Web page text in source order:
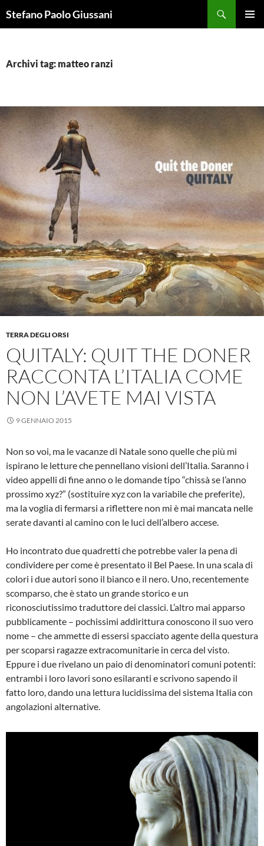
alStefano Paolo Giussani
Archivi tag: matteo ranzi
TERRA DEGLI ORSI
QUITALY: QUIT THE DONER
RACCONTA L’ITALIA COME
NON L’AVETE MAI VISTA
9 GENNAIO 2015
Non so voi, ma le vacanze di Natale sono quelle che più mi
ispirano le letture che pennellano visioni dell’Italia. Saranno i
video appelli di fine anno o le domande tipo “chissà se l’anno
prossimo xyz?” (sostituire xyz con la variabile che preferite),
ma la voglia di fermarsi a riflettere non mi è mai mancata nelle
serate davanti al camino con le luci dell’albero accese.
Ho incontrato due quadretti che potrebbe valer la pena di
condividere per come è presentato il Bel Paese. In una scala di
colori i due autori sono il bianco e il nero. Uno, recentemente
scomparso, che è stato un grande storico e un
riconosciutissimo traduttore dei classici. L’altro mai apparso
pubblicamente – pochissimi addirittura conoscono il suo vero
nome – che ammette di essersi spacciato agente della questura
per scoparsi ragazze extracomunitarie in cerca del visto.
Eppure i due rivelano un paio di denominatori comuni potenti:
entrambi i loro lavori sono esilaranti e scrivono sapendo il
fatto loro, dando una lettura lucidissima del sistema Italia con
angolazioni alternative.